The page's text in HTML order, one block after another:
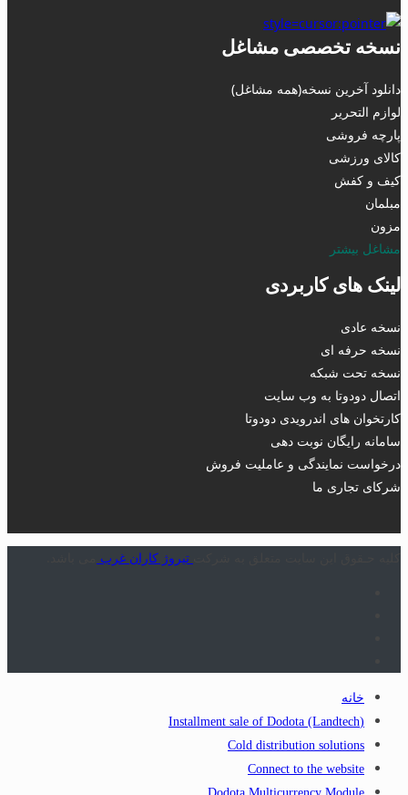
نسخه تخصصی مشاغل
دانلود آخرین نسخه(همه مشاغل)
لوازم التحریر
پارچه فروشی
کالای ورزشی
کیف و کفش
مبلمان
مزون
مشاغل بیشتر
لینک های کاربردی
نسخه عادی
نسخه حرفه ای
نسخه تحت شبکه
اتصال دودوتا به وب سایت
کارتخوان های اندرویدی دودوتا
سامانه رایگان نوبت دهی
درخواست نمایندگی و عاملیت فروش
شرکای تجاری ما
تیروژ کاران غرب
خانه
(Installment sale of Dodota (Landtech
Cold distribution solutions
Connect to the website